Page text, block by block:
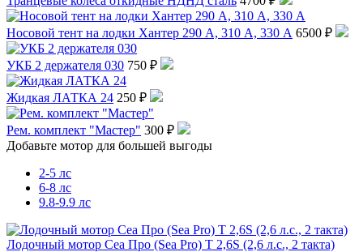
Носовой тент на лодки Хантер 290 А, 310 А, 330 А 6500 ₽
УКБ 2 держателя 030 750 ₽
Жидкая ЛАТКА 24 250 ₽
Рем. комплект "Мастер" 300 ₽
Добавьте мотор для большей выгоды
2-5 лс
6-8 лс
9.8-9.9 лс
Лодочный мотор Сеа Про (Sea Pro) Т 2,6S (2,6 л.с., 2 такта)